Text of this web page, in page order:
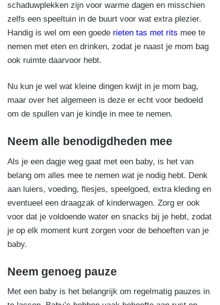
schaduwplekken zijn voor warme dagen en misschien
zelfs een speeltuin in de buurt voor wat extra plezier.
Handig is wel om een goede rieten tas met rits mee te
nemen met eten en drinken, zodat je naast je mom bag
ook ruimte daarvoor hebt.
Nu kun je wel wat kleine dingen kwijt in je mom bag,
maar over het algemeen is deze er echt voor bedoeld
om de spullen van je kindje in mee te nemen.
Neem alle benodigdheden mee
Als je een dagje weg gaat met een baby, is het van
belang om alles mee te nemen wat je nodig hebt. Denk
aan luiers, voeding, flesjes, speelgoed, extra kleding en
eventueel een draagzak of kinderwagen. Zorg er ook
voor dat je voldoende water en snacks bij je hebt, zodat
je op elk moment kunt zorgen voor de behoeften van je
baby.
Neem genoeg pauze
Met een baby is het belangrijk om regelmatig pauzes in